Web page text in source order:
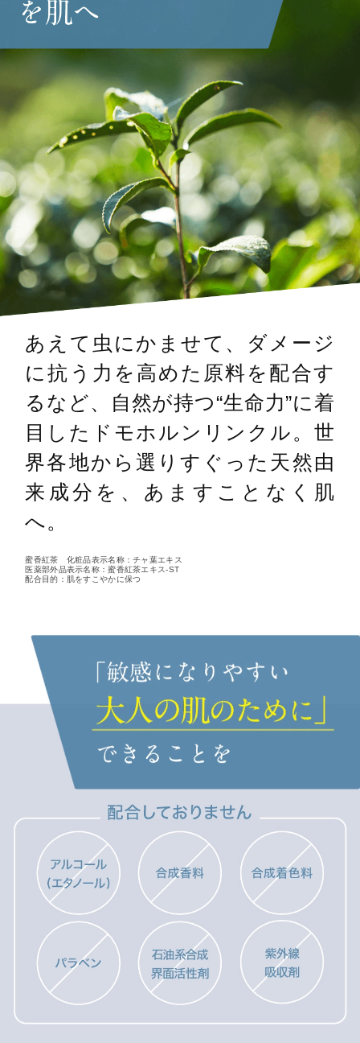
あえて虫にかませて、ダメージ
に抗う力を高めた原料を配合す
るなど、自然が持つ“生命力”に着
目したドモホルンリンクル。世
界各地から選りすぐった天然由
来成分を、あますことなく肌
へ。
蜜香紅茶 化粧品表示名称：チャ葉エキス
医薬部外品表示名称：蜜香紅茶エキス-ST
配合目的：肌をすこやかに保つ